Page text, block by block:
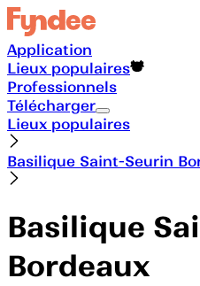
Application
Lieux populaires
Professionnels
Télécharger
Lieux populaires
Basilique Saint-Seurin
Basilique
Bordeaux